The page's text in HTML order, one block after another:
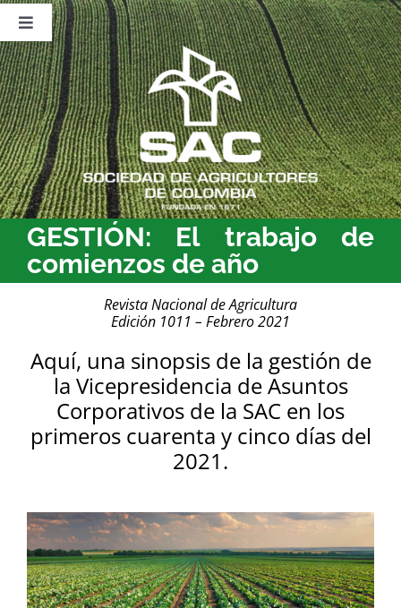
Saltar
contenido
Toggle
Navigation
Nosotros
Publicaciones
Sala de Prensa
Eventos
GESTIÓN: El trabajo de
comienzos de año
Revista Nacional de Agricultura
Edición 1011 – Febrero 2021
Aquí, una sinopsis de la gestión de
la Vicepresidencia de Asuntos
Corporativos de la SAC en los
primeros cuarenta y cinco días del
2021.